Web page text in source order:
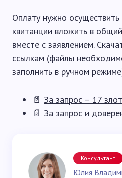
Оплату нужно
квитанции вложить в
вместе с заявлением.
ссылкам (файлы
заполнить в ручном
📄 За запрос – 17
📄 За запрос и
Консультант
Юлия